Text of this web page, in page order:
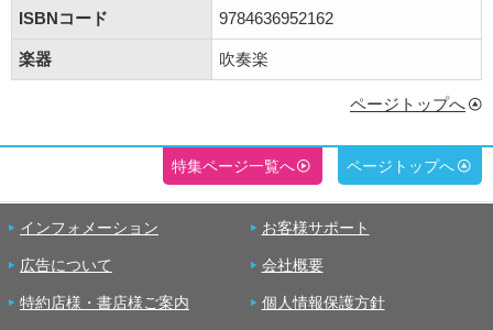
ISBNコード 9784636952162
楽器 吹奏楽
ページトップへ
特集ページ一覧へ ページトップへ
インフォメーション お客様サポート
広告について 会社概要
特約店様・書店様ご案内 個人情報保護方針